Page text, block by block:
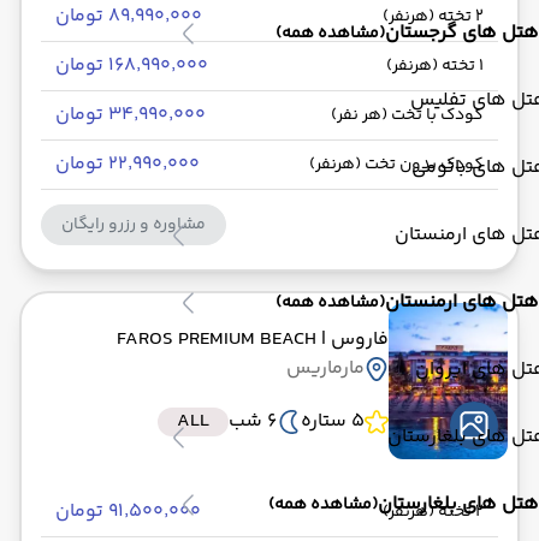
هتل های گرجستان(مشاهده همه)
های تفلیس
های باتومی
های ارمنستان
هتل های ارمنستان(مشاهده همه)
های ایروان
های بلغارستان
هتل های بلغارستان(مشاهده همه)
2 تخته (هرنفر) ۸۹٬۹۹۰٬۰۰۰ تومان
1 تخته (هرنفر) ۱۶۸٬۹۹۰٬۰۰۰ تومان
کودک با تخت (هر نفر) ۳۴٬۹۹۰٬۰۰۰ تومان
کودک بدون تخت (هرنفر) ۲۲٬۹۹۰٬۰۰۰ تومان
مشاوره و رزرو رایگان
فاروس | FAROS PREMIUM BEACH
مارماریس
5 ستاره
6 شب ALL
2 تخته (هرنفر) ۹۱٬۵۰۰٬۰۰۰ تومان